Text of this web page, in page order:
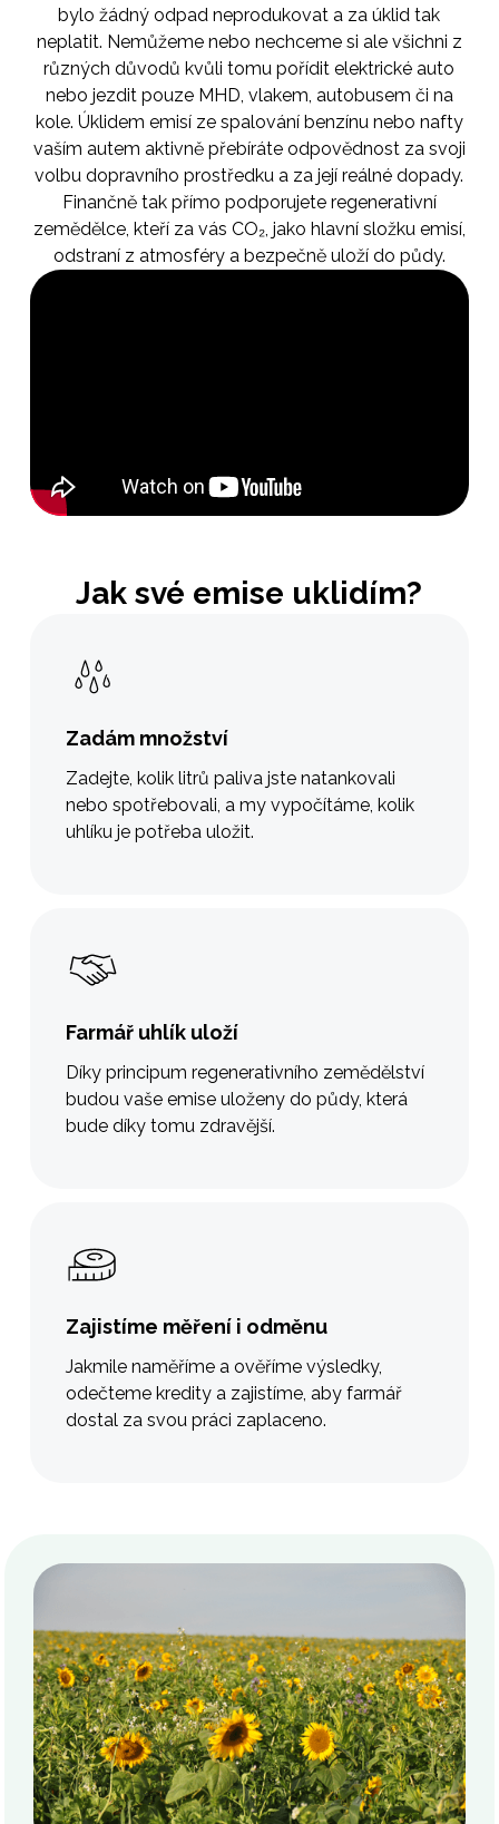
bylo žádný odpad neprodukovat a za úklid tak
neplatit. Nemůžeme nebo nechceme si ale všichni z
různých důvodů kvůli tomu pořídit elektrické auto
nebo jezdit pouze MHD, vlakem, autobusem či na
kole. Úklidem emisí ze spalování benzínu nebo nafty
vaším autem aktivně přebíráte odpovědnost za svoji
volbu dopravního prostředku a za její reálné dopady.
Finančně tak přímo podporujete regenerativní
zemědělce, kteří za vás CO₂, jako hlavní složku emisí,
odstraní z atmosféry a bezpečně uloží do půdy.
Jak své emise uklidím?
Zadám množství
Zadejte, kolik litrů paliva jste natankovali
nebo spotřebovali, a my vypočítáme, kolik
uhlíku je potřeba uložit.
Farmář uhlík uloží
Díky principum regenerativního zemědělství
budou vaše emise uloženy do půdy, která
bude díky tomu zdravější.
Zajistíme měření i odměnu
Jakmile naměříme a ověříme výsledky,
odečteme kredity a zajistíme, aby farmář
dostal za svou práci zaplaceno.